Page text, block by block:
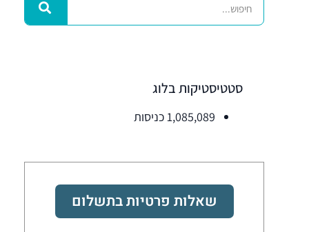
סטטיסטיקות בלוג
1,085,089 כניסות
שאלות פרטיות בתשלום